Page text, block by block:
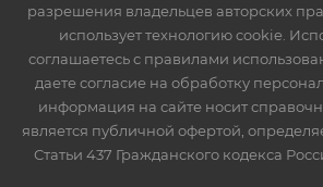
разрешения владельцев авторских
использует технологию cookie.
соглашаетесь с правилами
даете согласие на обработку
информация на сайте носит
является публичной офертой,
Статьи 437 Гражданского кодекса